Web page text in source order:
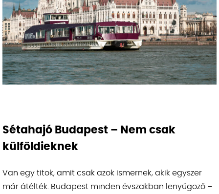
Sétahajó Budapest – Nem csak
külföldieknek
Van egy titok, amit csak azok ismernek, akik egyszer
már átélték. Budapest minden évszakban lenyűgöző –